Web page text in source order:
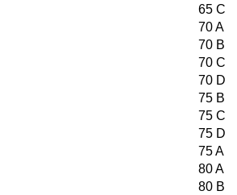
65 C
70 A
70 B
70 C
70 D
75 B
75 C
75 D
75 A
80 A
80 B